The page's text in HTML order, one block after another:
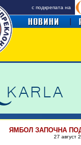
с подкрепата на
ЯМБОЛ ЗАПОЧНА
27 август